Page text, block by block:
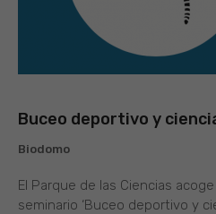
Buceo deportivo y
Biodomo
El Parque de las Ciencias
seminario ‘Buceo deportivo y